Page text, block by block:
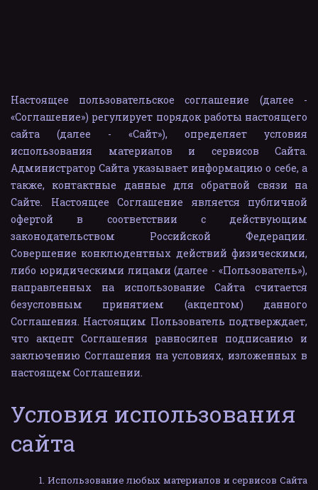
Настоящее пользовательское соглашение (далее -
«Соглашение») регулирует порядок работы настоящего
сайта (далее - «Сайт»), определяет условия
использования материалов и сервисов Сайта.
Администратор Сайта указывает информацию о себе, а
также, контактные данные для обратной связи на
Сайте. Настоящее Соглашение является публичной
офертой в соответствии с действующим
законодательством Российской Федерации.
Совершение конклюдентных действий физическими,
либо юридическими лицами (далее - «Пользователь»),
направленных на использование Сайта считается
безусловным принятием (акцептом) данного
Соглашения. Настоящим Пользователь подтверждает,
что акцепт Соглашения равносилен подписанию и
заключению Соглашения на условиях, изложенных в
настоящем Соглашении.
Условия использования
сайта
Использование любых материалов и сервисов Сайта